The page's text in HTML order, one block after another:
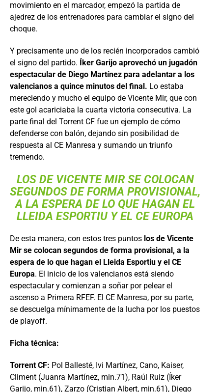
movimiento en el marcador, empezó la partida de
ajedrez de los entrenadores para cambiar el signo del
choque.
Y precisamente uno de los recién incorporados cambió
el signo del partido. Íker Garijo aprovechó un jugadón
espectacular de Diego Martínez para adelantar a los
valencianos a quince minutos del final. Lo estaba
mereciendo y mucho el equipo de Vicente Mir, que con
este gol acariciaba la cuarta victoria consecutiva. La
parte final del Torrent CF fue un ejemplo de cómo
defenderse con balón, dejando sin posibilidad de
respuesta al CE Manresa y sumando un triunfo
tremendo.
LOS DE VICENTE MIR SE COLOCAN
SEGUNDOS DE FORMA PROVISIONAL,
A LA ESPERA DE LO QUE HAGAN EL
LLEIDA ESPORTIU Y EL CE EUROPA
De esta manera, con estos tres puntos los de Vicente
Mir se colocan segundos de forma provisional, a la
espera de lo que hagan el Lleida Esportiu y el CE
Europa. El inicio de los valencianos está siendo
espectacular y comienzan a soñar por pelear el
ascenso a Primera RFEF. El CE Manresa, por su parte,
se descuelga mínimamente de la lucha por los puestos
de playoff.
Ficha técnica:
Torrent CF: Pol Ballesté, Ivi Martínez, Cano, Kaiser,
Climent (Juanra Martínez, min.71), Raúl Ruiz (Íker
Garijo, min.61), Zarzo (Cristian Albert, min.61), Diego